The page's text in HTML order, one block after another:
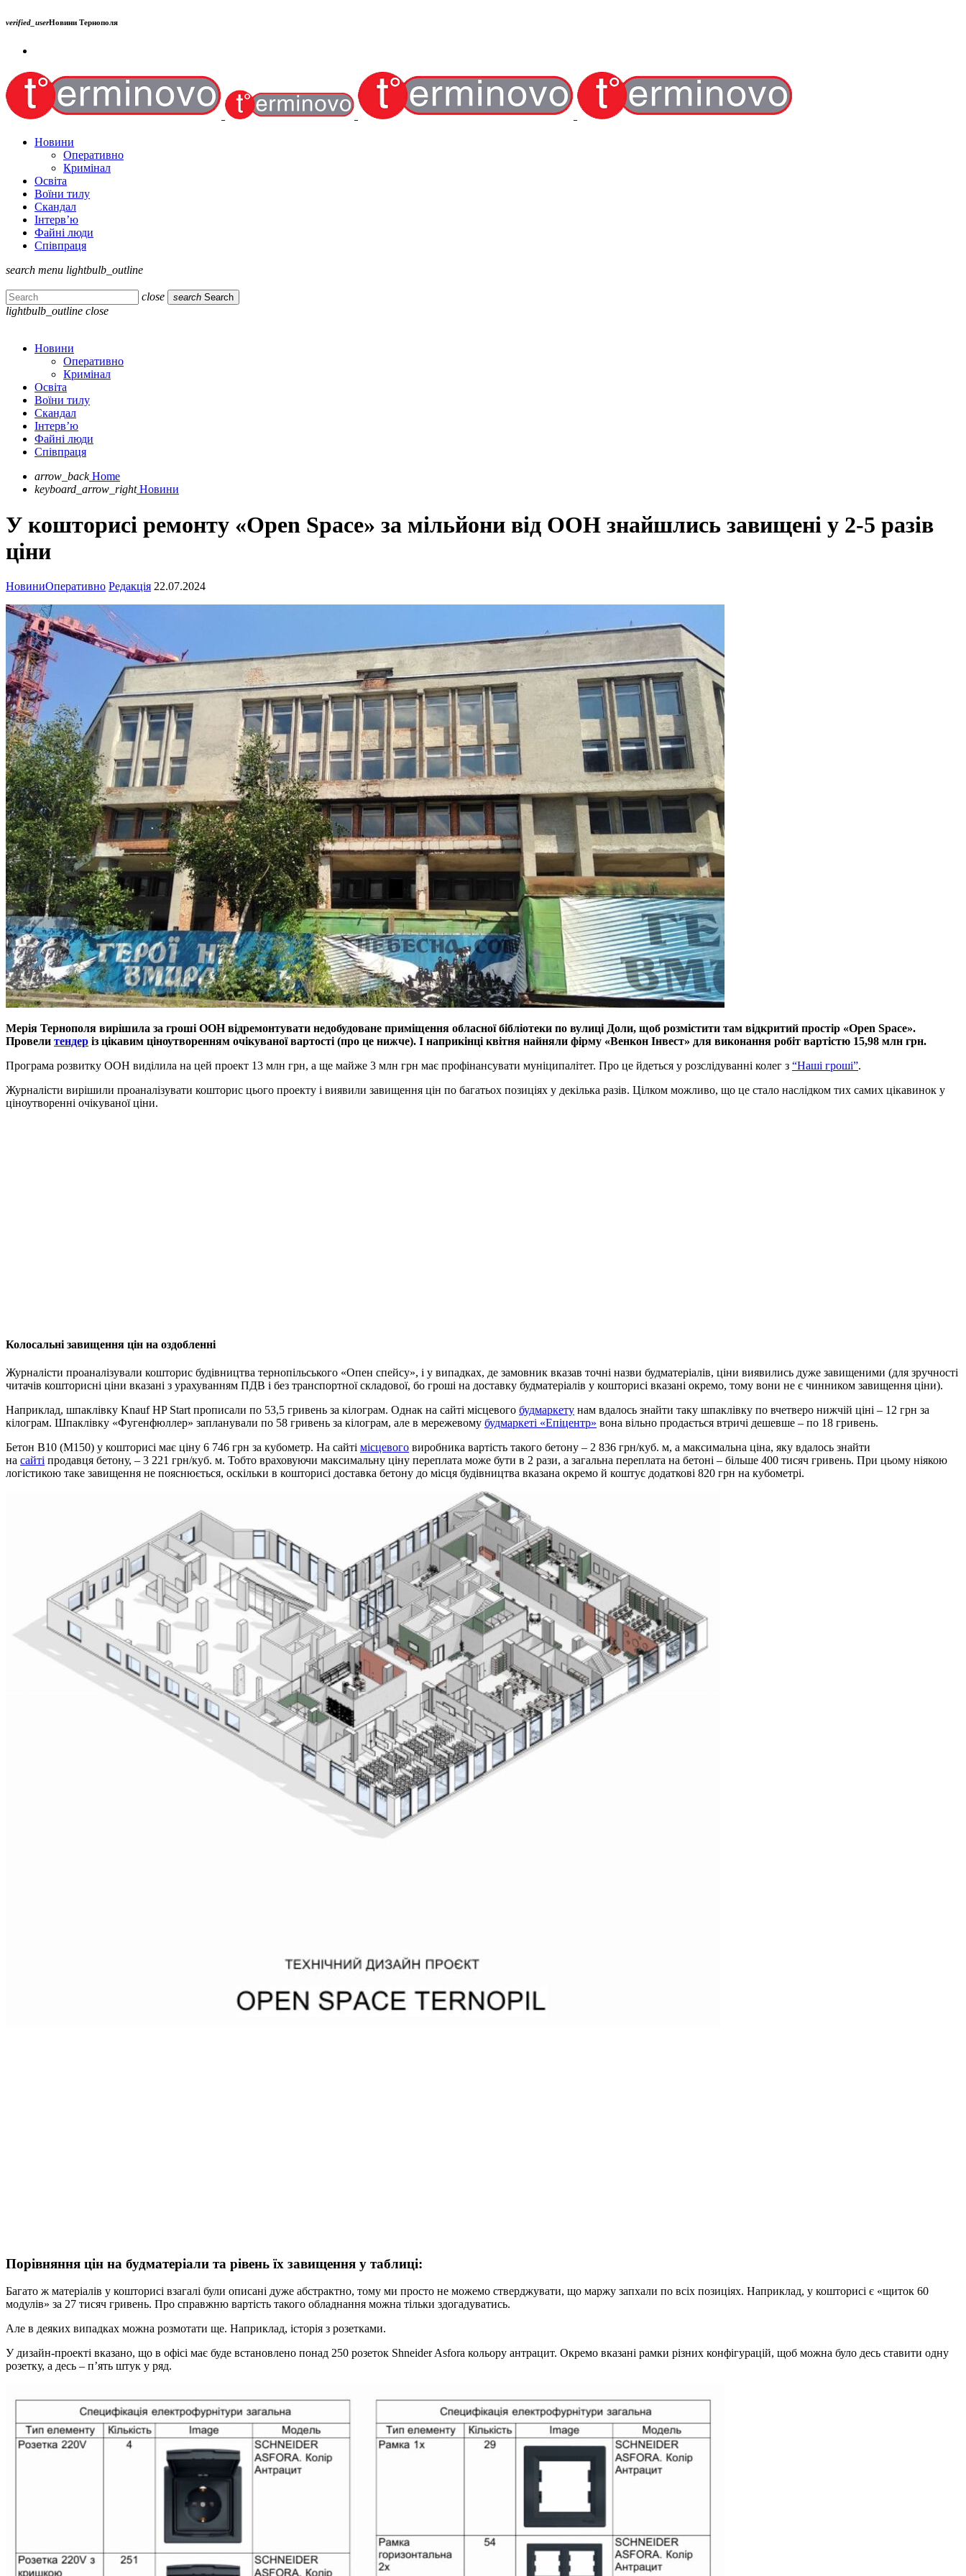
verified_userНовини Тернополя
Новини
Оперативно
Кримінал
Освіта
Воїни тилу
Скандал
Інтерв’ю
Файні люди
Співпраця
search menu lightbulb_outline
close search Search
lightbulb_outline close
Новини
Оперативно
Кримінал
Освіта
Воїни тилу
Скандал
Інтерв’ю
Файні люди
Співпраця
arrow_back Home
keyboard_arrow_right Новини
У кошторисі ремонту «Open Space» за мільйони від ООН знайшлись завищені у 2-5 разів
ціни
НовиниОперативно Редакція 22.07.2024
Мерія Тернополя вирішила за гроші ООН відремонтувати недобудоване приміщення обласної бібліотеки по вулиці Доли, щоб розмістити там відкритий простір «Open Space».
Провели тендер із цікавим ціноутворенням очікуваної вартості (про це нижче). І наприкінці квітня найняли фірму «Венкон Інвест» для виконання робіт вартістю 15,98 млн грн.
Програма розвитку ООН виділила на цей проект 13 млн грн, а ще майже 3 млн грн має профінансувати муніципалітет. Про це йдеться у розслідуванні колег з “Наші гроші”.
Журналісти вирішили проаналізувати кошторис цього проекту і виявили завищення цін по багатьох позиціях у декілька разів. Цілком можливо, що це стало наслідком тих самих цікавинок у
ціноутворенні очікуваної ціни.
Колосальні завищення цін на оздобленні
Журналісти проаналізували кошторис будівництва тернопільського «Опен спейсу», і у випадках, де замовник вказав точні назви будматеріалів, ціни виявились дуже завищеними (для зручності
читачів кошторисні ціни вказані з урахуванням ПДВ і без транспортної складової, бо гроші на доставку будматеріалів у кошторисі вказані окремо, тому вони не є чинником завищення ціни).
Наприклад, шпаклівку Knauf HP Stаrt прописали по 53,5 гривень за кілограм. Однак на сайті місцевого будмаркету нам вдалось знайти таку шпаклівку по вчетверо нижчій ціні – 12 грн за
кілограм. Шпаклівку «Фугенфюллер» запланували по 58 гривень за кілограм, але в мережевому будмаркеті «Епіцентр» вона вільно продається втричі дешевше – по 18 гривень.
Бетон В10 (М150) у кошторисі має ціну 6 746 грн за кубометр. На сайті місцевого виробника вартість такого бетону – 2 836 грн/куб. м, а максимальна ціна, яку вдалось знайти
на сайті продавця бетону, – 3 221 грн/куб. м. Тобто враховуючи максимальну ціну переплата може бути в 2 рази, а загальна переплата на бетоні – більше 400 тисяч гривень. При цьому ніякою
логістикою таке завищення не пояснюється, оскільки в кошторисі доставка бетону до місця будівництва вказана окремо й коштує додаткові 820 грн на кубометрі.
Порівняння цін на будматеріали та рівень їх завищення у таблиці:
Багато ж матеріалів у кошторисі взагалі були описані дуже абстрактно, тому ми просто не можемо стверджувати, що маржу запхали по всіх позиціях. Наприклад, у кошторисі є «щиток 60
модулів» за 27 тисяч гривень. Про справжню вартість такого обладнання можна тільки здогадуватись.
Але в деяких випадках можна розмотати ще. Наприклад, історія з розетками.
У дизайн-проекті вказано, що в офісі має буде встановлено понад 250 розеток Shneider Asfora кольору антрацит. Окремо вказані рамки різних конфігурацій, щоб можна було десь ставити одну
розетку, а десь – п’ять штук у ряд.